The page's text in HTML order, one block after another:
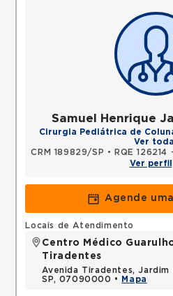
Samuel Henrique
Cirurgia Pediátrica de
Ver
CRM 189829/SP •
RQE 126214 -
Ver perfil
Agende
Locais de Atendimento
Centro Médico
Tiradentes
Avenida Tiradentes, Jardim
SP, 07090000 •
Mapa